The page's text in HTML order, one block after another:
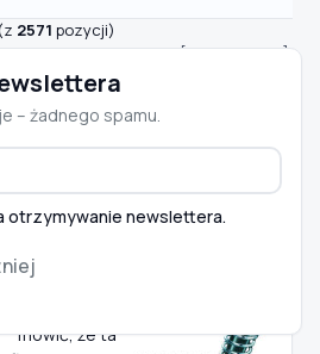
(z 2571 pozycji)
Stron:1 2 3 4 5... [Następna >>]
KYB jest jednym z wiodących na
amortyzatorów dla motoryzacji.
mówić, że ta
– żadnego spamu.
otrzymywanie newslettera.